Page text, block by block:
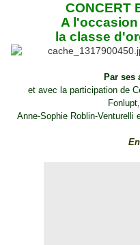
CONCERT
A
la classe
Par ses
et avec la participation de
Anne-Sophie Roblin-Venturelli